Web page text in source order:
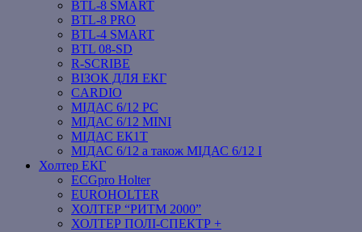
BTL-8 SMART
BTL-8 PRO
BTL-4 SMART
BTL 08-SD
R-SCRIBE
ВІЗОК ДЛЯ ЕКГ
CARDIO
МІДАС 6/12 PC
МІДАС 6/12 MINI
МІДАС ЕК1Т
МІДАС 6/12 а також МІДАС 6/12 І
Холтер ЕКГ
ECGpro Holter
EUROHOLTER
ХОЛТЕР “РИТМ 2000”
ХОЛТЕР ПОЛІ-СПЕКТР +